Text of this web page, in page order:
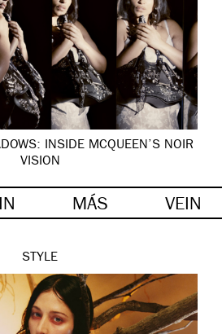
INSIDE MCQUEEN’S NOIR
VISION
MÁS VEIN
STYLE